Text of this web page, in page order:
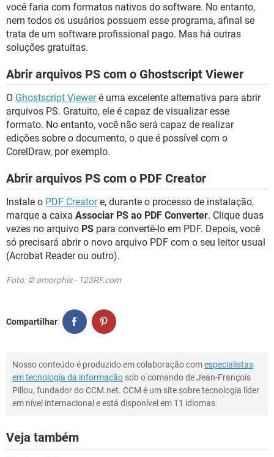
você faria com formatos nativos do software. No entanto,
nem todos os usuários possuem esse programa, afinal se
trata de um software profissional pago. Mas há outras
soluções gratuitas.
Abrir arquivos PS com o Ghostscript Viewer
O Ghostscript Vieweré uma excelente alternativa para abrir
arquivos PS. Gratuito, ele é capaz de visualizar esse
formato. No entanto, você não será capaz de realizar
edições sobre o documento, o que é possível com o
CorelDraw, por exemplo.
Abrir arquivos PS com o PDF Creator
Instale o PDF Creatore, durante o processo de instalação,
marque a caixa Associar PS ao PDF Converter. Clique duas
vezes no arquivo PS para convertê-lo em PDF. Depois, você
só precisará abrir o novo arquivo PDF com o seu leitor usual
(Acrobat Reader ou outro).
Foto: © amorphis - 123RF.com
Compartilhar
Nosso conteúdo é produzido em colaboração comespecialistas
em tecnologia da informação sob o comando de Jean-François
Pillou, fundador do CCM.net. CCM é um site sobre tecnologia líder
em nível internacional e está disponível em 11 idiomas.
Veja também